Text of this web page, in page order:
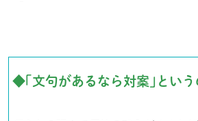
◆｢文句があるなら対案｣とい